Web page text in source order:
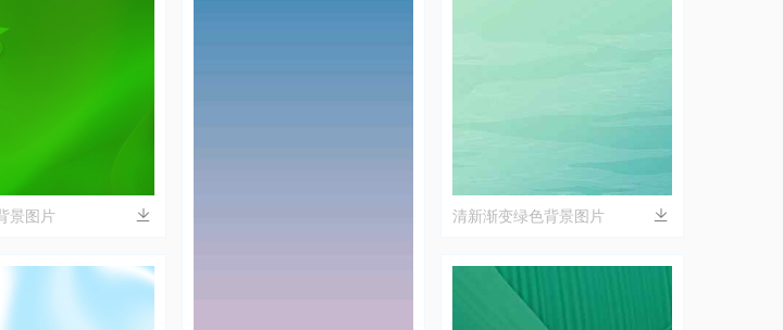
景图片 清新渐变绿色背景图片